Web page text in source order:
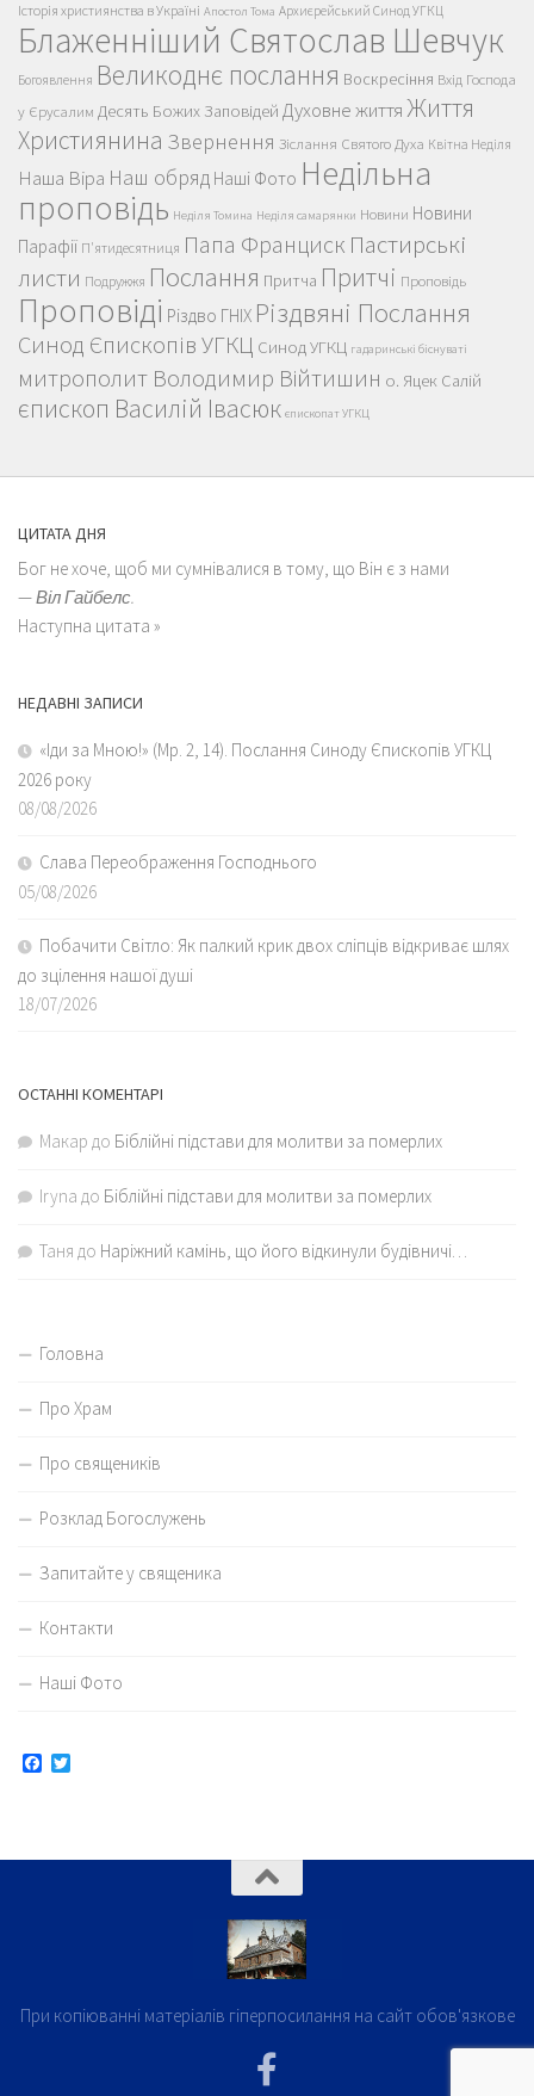
Історія християнства в Україні Апостол Тома Архиєрейський Синод УГКЦ
Блаженніший Святослав Шевчук
Богоявлення Великоднє послання Воскресіння Вхід Господа
у Єрусалим Десять Божих Заповідей Духовне життяЖиття
Християнина Звернення Зіслання Святого Духа Квітна Неділя
Наша Віра Наш обряд Наші Фото Недільна
проповідь Неділя Томина Неділя самарянки Новини Новини
Парафії П'ятидесятниця Папа Франциск Пастирські
листи Подружжя Послання Притча Притчі Проповідь
Проповіді Різдво ГНІХ Різдвяні Послання
Синод Єпископів УГКЦ Синод УГКЦ гадаринські біснуваті
митрополит Володимир Війтишин о. Яцек Салій
єпископ Василій Івасюк єпископат УГКЦ
ЦИТАТА ДНЯ
Бог не хоче, щоб ми сумнівалися в тому, що Він є з нами
—Віл Гайбелс.
Наступна цитата »
НЕДАВНІ ЗАПИСИ
«Іди за Мною!» (Мр. 2, 14). Послання Синоду Єпископів УГКЦ
2026 року
08/08/2026
Слава Переображення Господнього
05/08/2026
Побачити Світло: Як палкий крик двох сліпців відкриває шлях
до зцілення нашої душі
18/07/2026
ОСТАННІ КОМЕНТАРІ
Макар до Біблійні підстави для молитви за померлих
Iryna до Біблійні підстави для молитви за померлих
Таня до Наріжний камінь, що його відкинули будівничі…
Головна
Про Храм
Про священиків
Розклад Богослужень
Запитайте у священика
Контакти
Наші Фото
Facebook
При копіюванні матеріалів гіперпосилання на сайт обов'язкове